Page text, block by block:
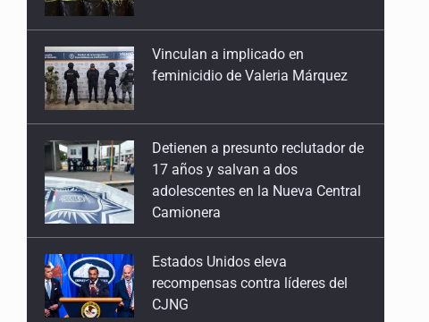
26 de Enero de 2026
Corta visión ambiental desde el inicio
12 de Enero de 2026
feminicidio de Valeria Márquez
17 años y salvan a dos
adolescentes en la Nueva Central
Camionera
Estados Unidos eleva
recompensas contra líderes del
CJNG
Mueren cuatro personas por